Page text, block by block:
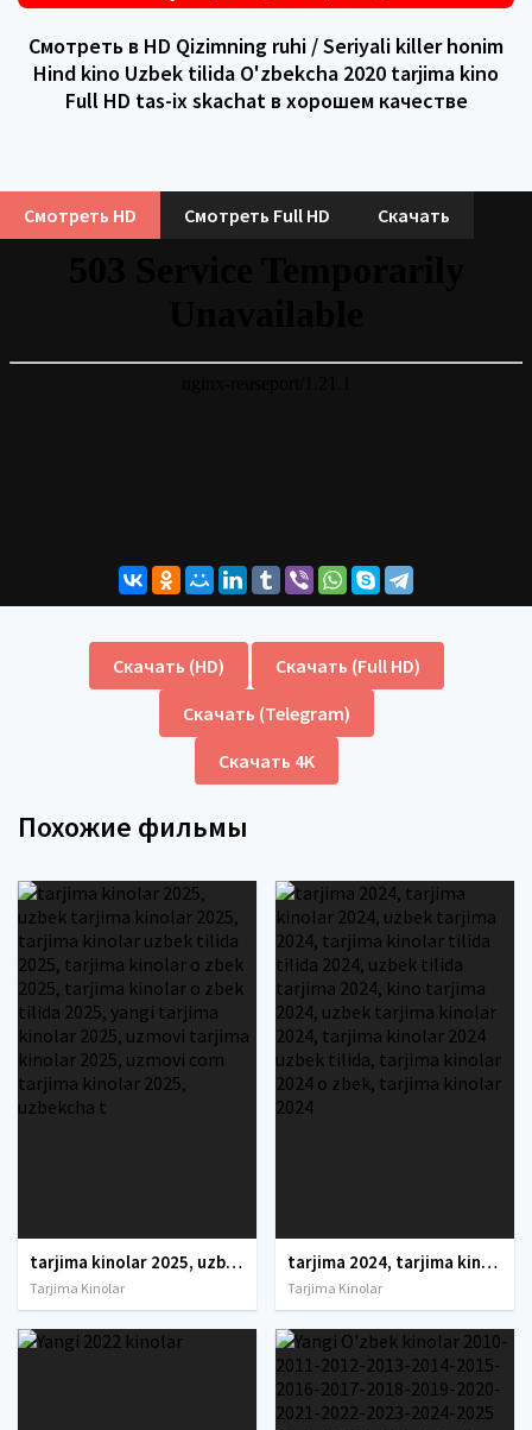
Смотреть в HD Qizimning ruhi / Seriyali killer honim
Hind kino Uzbek tilida O'zbekcha 2020 tarjima kino
Full HD tas-ix skachat в хорошем качестве
Смотреть HD Смотреть Full HD Скачать
Скачать (HD)
Скачать (Full HD)
Скачать (Telegram)
Скачать 4K
Похожие фильмы
tarjima kinolar 2025, uzbek tarjima kinolar 2025, tarjima kinolar uzbek tilida 2025, tarjima kinolar o zbek 2025, tarjima kinolar o zbek tilida 2025, yangi tarjima kinolar 2025, uzmovi tarjima kinolar 2025, uzmovi com tarjima kinolar 2025, uzbekcha t
Tarjima Kinolar
tarjima 2024, tarjima kinolar 2024, uzbek tarjima 2024, tarjima kinolar tilida tilida 2024, uzbek tilida tarjima 2024, kino tarjima 2024, uzbek tarjima kinolar 2024, tarjima kinolar 2024 uzbek tilida, tarjima kinolar 2024 o zbek, tarjima kinolar 2024
Tarjima Kinolar